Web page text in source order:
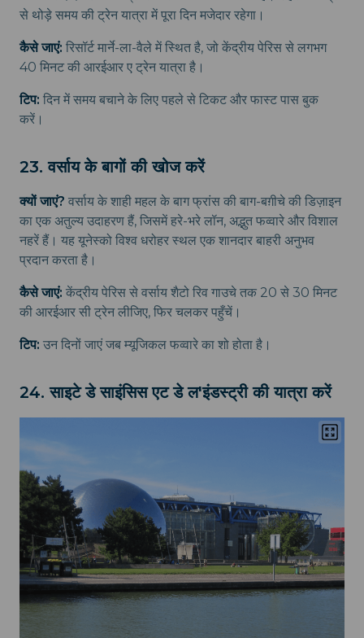
से थोड़े समय की ट्रेन यात्रा में पूरा दिन मजेदार रहेगा।
कैसे जाएं: रिसॉर्ट मार्ने-ला-वैले में स्थित है, जो केंद्रीय पेरिस से लगभग
40 मिनट की आरईआर ए ट्रेन यात्रा है।
टिप: दिन में समय बचाने के लिए पहले से टिकट और फास्ट पास बुक
करें।
23. वर्साय के बागों की खोज करें
क्यों जाएं? वर्साय के शाही महल के बाग फ्रांस की बाग-बग़ीचे की डिज़ाइन
का एक अतुल्य उदाहरण हैं, जिसमें हरे-भरे लॉन, अद्भुत फव्वारे और विशाल
नहरें हैं। यह यूनेस्को विश्व धरोहर स्थल एक शानदार बाहरी अनुभव
प्रदान करता है।
कैसे जाएं: केंद्रीय पेरिस से वर्साय शैटो रिव गाउचे तक 20 से 30 मिनट
की आरईआर सी ट्रेन लीजिए, फिर चलकर पहुँचें।
टिप: उन दिनों जाएं जब म्यूजिकल फव्वारे का शो होता है।
24. साइटे डे साइंसिस एट डे ल'इंडस्ट्री की यात्रा करें